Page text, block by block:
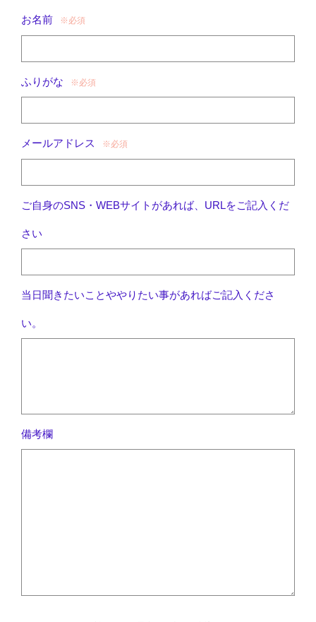
お名前 ※必須
ふりがな ※必須
メールアドレス ※必須
ご自身のSNS・WEBサイトがあれば、URLをご記入くだ
さい
当日聞きたいことややりたい事があればご記入くださ
い。
備考欄